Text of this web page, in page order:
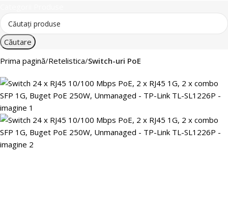
Căutare
Prima pagină Retelistica Switch-uri PoE